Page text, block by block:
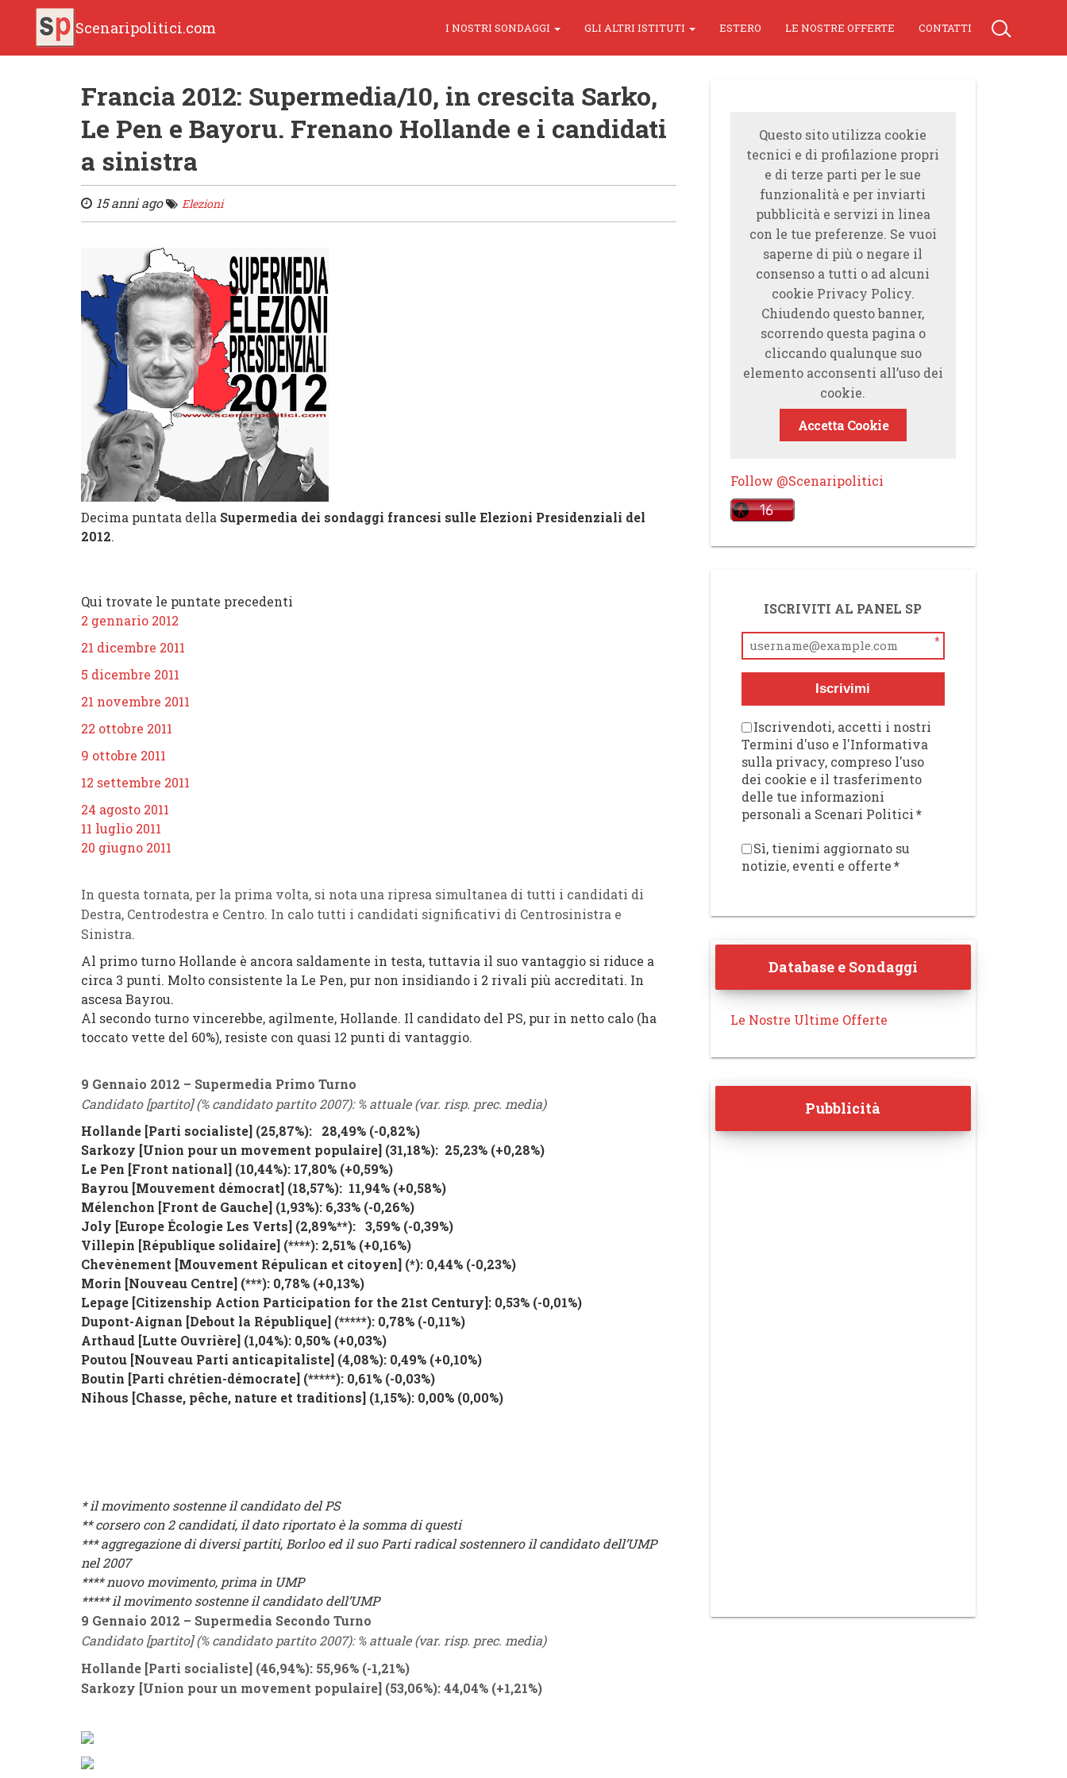
Scenaripolitici.com I NOSTRI SONDAGGI GLI ALTRI ISTITUTI ESTERO LE NOSTRE OFFERTE CONTATTI
Francia 2012: Supermedia/10, in crescita Sarko,
Le Pen e Bayoru. Frenano Hollande e i candidati
a sinistra
15 anni ago Elezioni
Decima puntata della Supermedia dei sondaggi francesi sulle Elezioni Presidenziali del
2012.
Qui trovate le puntate precedenti
2 gennario 2012
21 dicembre 2011
5 dicembre 2011
21 novembre 2011
22 ottobre 2011
9 ottobre 2011
12 settembre 2011
24 agosto 2011
11 luglio 2011
20 giugno 2011
In questa tornata, per la prima volta, si nota una ripresa simultanea di tutti i candidati di
Destra, Centrodestra e Centro. In calo tutti i candidati significativi di Centrosinistra e
Sinistra.
Al primo turno Hollande è ancora saldamente in testa, tuttavia il suo vantaggio si riduce a
circa 3 punti. Molto consistente la Le Pen, pur non insidiando i 2 rivali più accreditati. In
ascesa Bayrou.
Al secondo turno vincerebbe, agilmente, Hollande. Il candidato del PS, pur in netto calo (ha
toccato vette del 60%), resiste con quasi 12 punti di vantaggio.
9 Gennaio 2012 – Supermedia Primo Turno
Candidato [partito] (% candidato partito 2007): % attuale (var. risp. prec. media)
Hollande [Parti socialiste] (25,87%): 28,49% (-0,82%)
Sarkozy [Union pour un movement populaire] (31,18%): 25,23% (+0,28%)
Le Pen [Front national] (10,44%): 17,80% (+0,59%)
Bayrou [Mouvement démocrat] (18,57%): 11,94% (+0,58%)
Mélenchon [Front de Gauche] (1,93%): 6,33% (-0,26%)
Joly [Europe Écologie Les Verts] (2,89%**): 3,59% (-0,39%)
Villepin [République solidaire] (****): 2,51% (+0,16%)
Chevènement [Mouvement Répulican et citoyen] (*): 0,44% (-0,23%)
Morin [Nouveau Centre] (***): 0,78% (+0,13%)
Lepage [Citizenship Action Participation for the 21st Century]: 0,53% (-0,01%)
Dupont-Aignan [Debout la République] (*****): 0,78% (-0,11%)
Arthaud [Lutte Ouvrière] (1,04%): 0,50% (+0,03%)
Poutou [Nouveau Parti anticapitaliste] (4,08%): 0,49% (+0,10%)
Boutin [Parti chrétien-démocrate] (*****): 0,61% (-0,03%)
Nihous [Chasse, pêche, nature et traditions] (1,15%): 0,00% (0,00%)
* il movimento sostenne il candidato del PS
** corsero con 2 candidati, il dato riportato è la somma di questi
*** aggregazione di diversi partiti, Borloo ed il suo Parti radical sostennero il candidato dell’UMP
nel 2007
**** nuovo movimento, prima in UMP
***** il movimento sostenne il candidato dell’UMP
9 Gennaio 2012 – Supermedia Secondo Turno
Candidato [partito] (% candidato partito 2007): % attuale (var. risp. prec. media)
Hollande [Parti socialiste] (46,94%): 55,96% (-1,21%)
Sarkozy [Union pour un movement populaire] (53,06%): 44,04% (+1,21%)
Questo sito utilizza cookie
tecnici e di profilazione propri
e di terze parti per le sue
funzionalità e per inviarti
pubblicità e servizi in linea
con le tue preferenze. Se vuoi
saperne di più o negare il
consenso a tutti o ad alcuni
cookie Privacy Policy.
Chiudendo questo banner,
scorrendo questa pagina o
cliccando qualunque suo
elemento acconsenti all’uso dei
cookie.
Accetta Cookie
Follow @Scenaripolitici
ISCRIVITI AL PANEL SP
*
Iscrivimi
Iscrivendoti, accetti i nostri
Termini d'uso e l'Informativa
sulla privacy, compreso l'uso
dei cookie e il trasferimento
delle tue informazioni
personali a Scenari Politici*
Sì, tienimi aggiornato su
notizie, eventi e offerte*
Database e Sondaggi
Le Nostre Ultime Offerte
Pubblicità